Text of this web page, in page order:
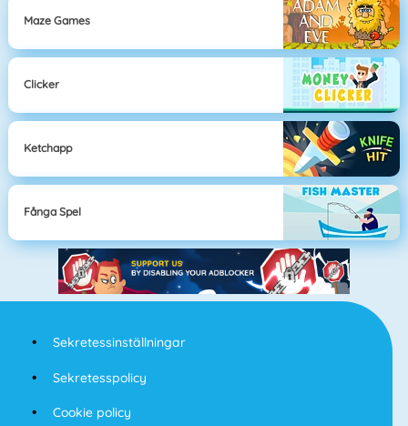
Maze Games
Clicker
Ketchapp
Fånga Spel
Sekretessinställningar
Sekretesspolicy
Cookie policy